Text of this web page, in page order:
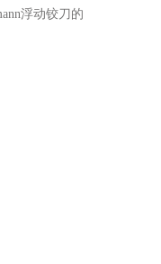
浮动铰刀的